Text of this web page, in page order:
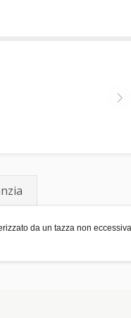
da un tazza non